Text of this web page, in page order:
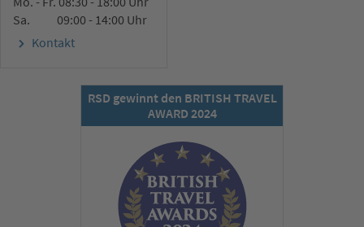
Sa. 09:00 - 14:00 Uhr
Kontakt
RSD gewinnt den BRITISH TRAVEL
AWARD 2024